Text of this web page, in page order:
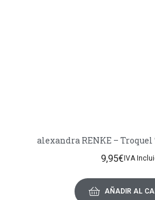
alexandra RENKE – Troquel
9,95€ IVA
AÑADIR AL